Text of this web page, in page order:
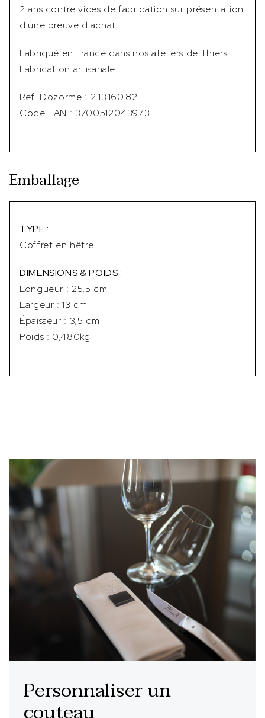
2 ans contre vices de fabrication sur présentation
d'une preuve d'achat
Fabriqué en France dans nos ateliers de Thiers
Fabrication artisanale
Ref. Dozorme : 2.13.160.82
Code EAN : 3700512043973
Emballage
TYPE :
Coffret en hêtre
DIMENSIONS & POIDS :
Longueur : 25,5 cm
Largeur : 13 cm
Épaisseur : 3,5 cm
Poids : 0,480kg
Personnaliser un